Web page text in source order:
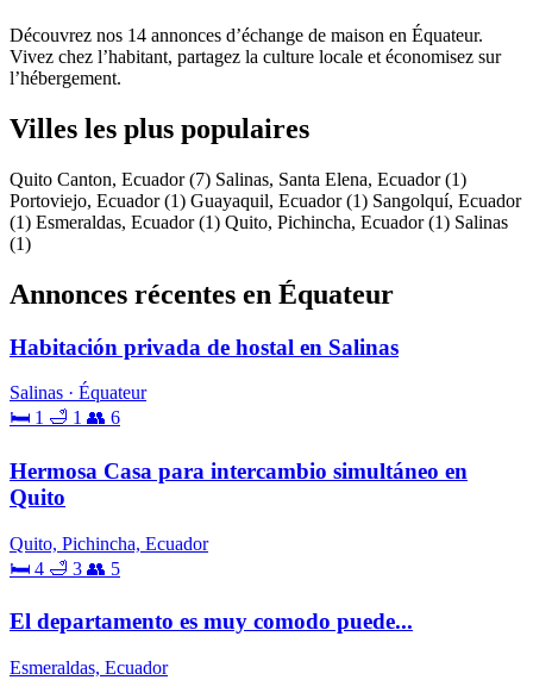
Découvrez nos 14 annonces d’échange de maison en Équateur.
Vivez chez l’habitant, partagez la culture locale et économisez sur
l’hébergement.
Villes les plus populaires
Quito Canton, Ecuador(7) Salinas, Santa Elena, Ecuador(1)
Portoviejo, Ecuador(1) Guayaquil, Ecuador(1) Sangolquí, Ecuador
(1) Esmeraldas, Ecuador(1) Quito, Pichincha, Ecuador(1) Salinas
(1)
Annonces récentes en Équateur
Habitación privada de hostal en Salinas
Salinas · Équateur
🛏 1 🛁 1 👥 6
Hermosa Casa para intercambio simultáneo en
Quito
Quito, Pichincha, Ecuador
🛏 4 🛁 3 👥 5
El departamento es muy comodo puede...
Esmeraldas, Ecuador